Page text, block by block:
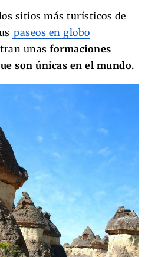
sitios más turísticos de
paseos en globo
unas formaciones
son únicas en el mundo.